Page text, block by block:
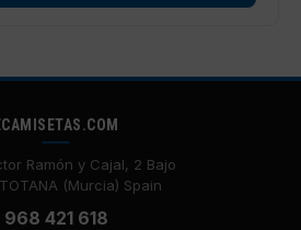
Ramón y Cajal, 2 Bajo
(Murcia) Spain
968 421 618